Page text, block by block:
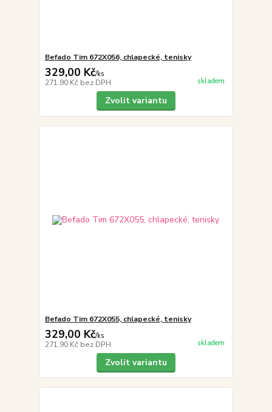
Befado Tim 672X056, chlapecké, tenisky
329,00 Kč/ks
271,90 Kč bez DPH skladem
Zvolit variantu
Befado Tim 672X055, chlapecké, tenisky
329,00 Kč/ks
271,90 Kč bez DPH skladem
Zvolit variantu